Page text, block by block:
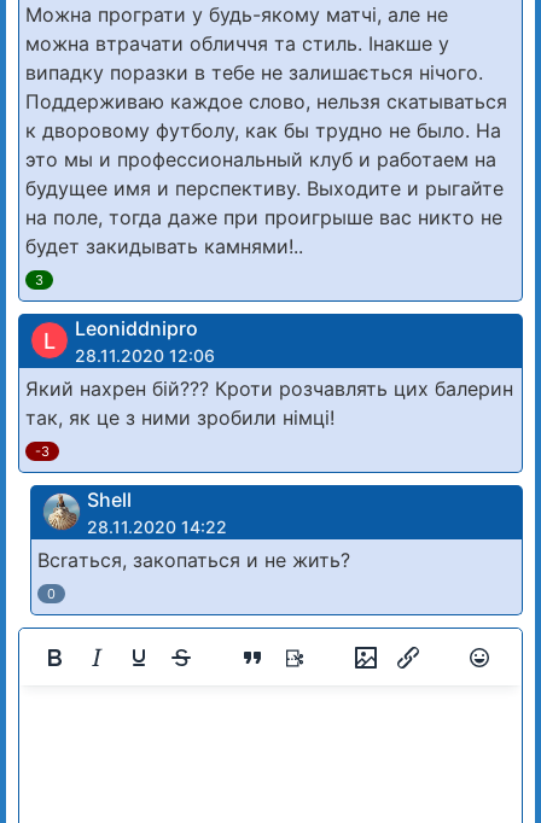
Можна програти у будь-якому матчі, але не
можна втрачати обличчя та стиль. Інакше у
випадку поразки в тебе не залишається нічого.
Поддерживаю каждое слово, нельзя скатываться
к дворовому футболу, как бы трудно не было. На
это мы и профессиональный клуб и работаем на
будущее имя и перспективу. Выходите и рыгайте
на поле, тогда даже при проигрыше вас никто не
будет закидывать камнями!..
3
L Leoniddnipro
28.11.2020 12:06
Який нахрен бiй??? Кроти розчавлять цих балерин
так, як це з ними зробили нiмцi!
-3
Shell
28.11.2020 14:22
Всraться, закопаться и не жить?
0